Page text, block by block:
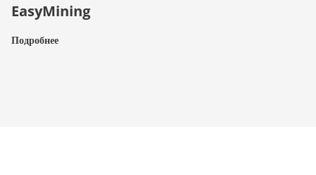
EasyMining
Подробнее